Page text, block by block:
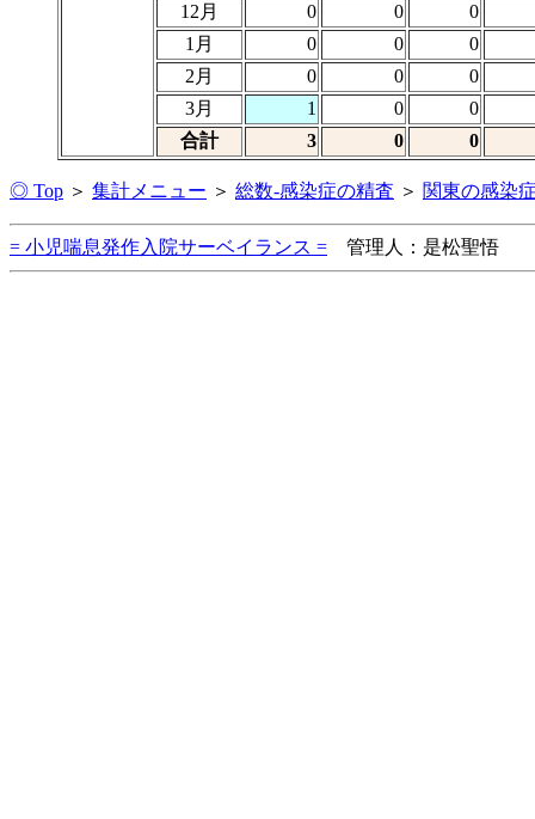
12月
0 0
0
1月
0 0
0
2月
0 0
0
3月
1 0
0
合計
3 0 0
◎ Top ＞ 集計メニュー ＞ 総数-感染症の精査 ＞ 関東の感染
= 小児喘息発作入院サーベイランス = 管理人：是松聖悟